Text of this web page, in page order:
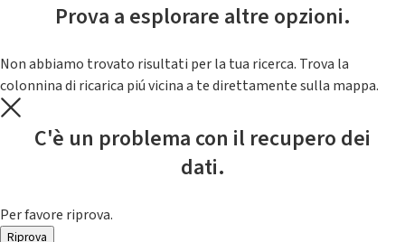
Prova a esplorare altre opzioni.
Non abbiamo trovato risultati per la tua ricerca. Trova la
colonnina di ricarica piú vicina a te direttamente sulla mappa.
C'è un problema con il recupero dei
dati.
Per favore riprova.
Riprova